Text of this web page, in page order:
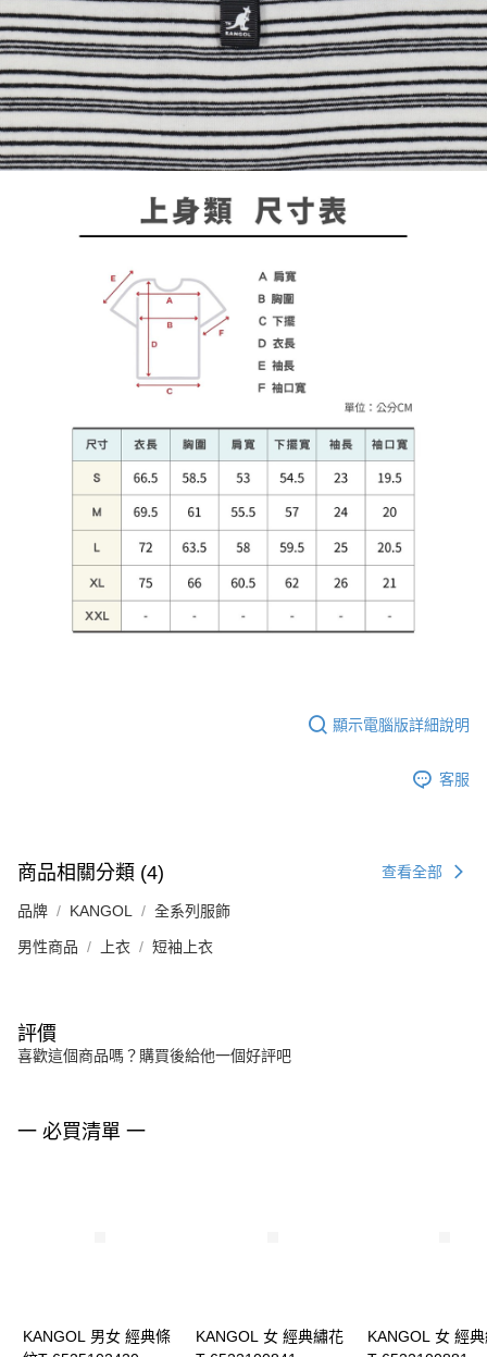
顯示電腦版詳細說明
客服
商品相關分類 (4) 查看全部
品牌 KANGOL 全系列服飾
男性商品 上衣 短袖上衣
評價
喜歡這個商品嗎？購買後給他一個好評吧
一 必買清單 一
KANGOL 男女 經典條
KANGOL 女 經典繡花
KANGOL 女 經